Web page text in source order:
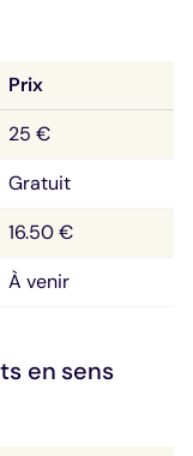
Prix
25 €
Gratuit
16.50 €
À venir
en sens